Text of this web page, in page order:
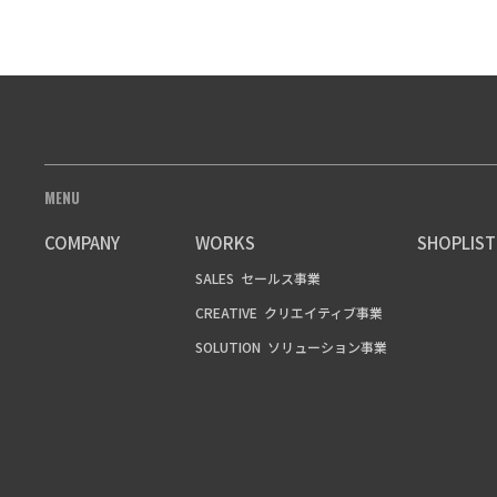
MENU
COMPANY WORKS
SALES セールス事業
CREATIVE クリエイティブ事業
SOLUTION ソリューション事業
SHOPLIST